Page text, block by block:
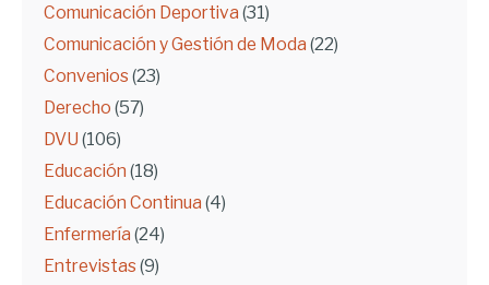
Comunicación Deportiva (31)
Comunicación y Gestión de Moda (22)
Convenios (23)
Derecho (57)
DVU (106)
Educación (18)
Educación Continua (4)
Enfermería (24)
Entrevistas (9)